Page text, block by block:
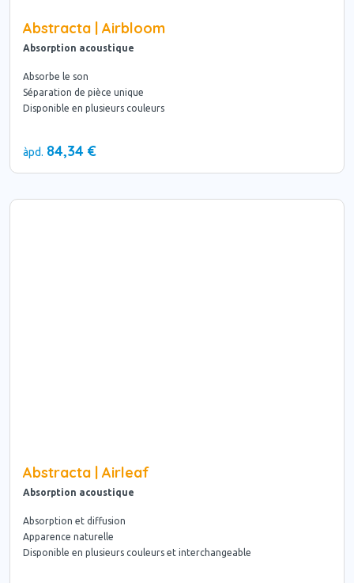
Abstracta | Airbloom
Absorption acoustique
Absorbe le son
Séparation de pièce unique
Disponible en plusieurs couleurs
àpd. 84,34 €
Abstracta | Airleaf
Absorption acoustique
Absorption et diffusion
Apparence naturelle
Disponible en plusieurs couleurs et interchangeable